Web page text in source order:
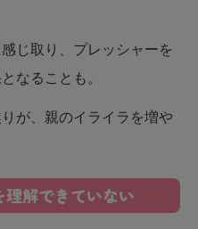
じ取り、プレッシャーを
なることも。
が、親のイライラを増や
解できていない